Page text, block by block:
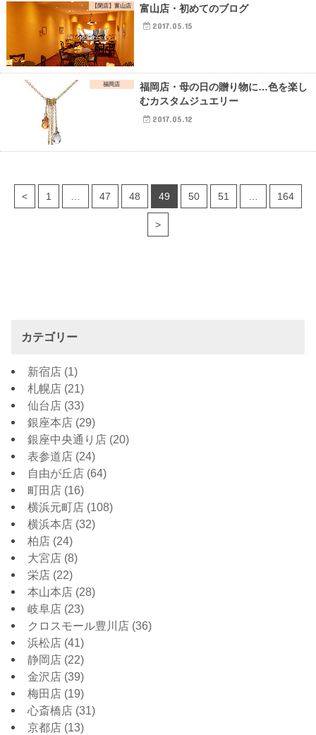
【閉店】富山店 富山店・初めてのブログ
2017.05.15
福岡店
福岡店・母の日の贈り物に…色を楽し
むカスタムジュエリー
2017.05.12
< 1 47 48 49 50 51 164
>
カテゴリー
新宿店 (1)
札幌店 (21)
仙台店 (33)
銀座本店 (29)
銀座中央通り店 (20)
表参道店 (24)
自由が丘店 (64)
町田店 (16)
横浜元町店 (108)
横浜本店 (32)
柏店 (24)
大宮店 (8)
栄店 (22)
本山本店 (28)
岐阜店 (23)
クロスモール豊川店 (36)
浜松店 (41)
静岡店 (22)
金沢店 (39)
梅田店 (19)
心斎橋店 (31)
京都店 (13)